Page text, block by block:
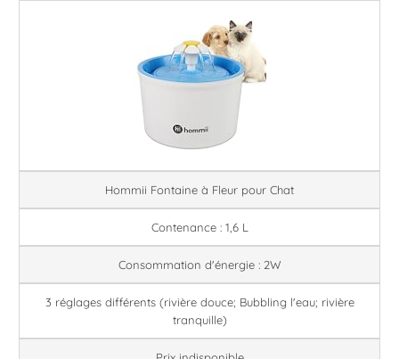
Hommii Fontaine à Fleur pour Chat
Contenance : 1,6 L
Consommation d'énergie : 2W
3 réglages différents (rivière douce; Bubbling l'eau; rivière
tranquille)